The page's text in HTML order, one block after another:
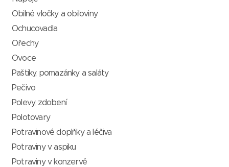
Obilné vločky a obiloviny
Ochucovadla
Ořechy
Ovoce
Paštiky, pomazánky a saláty
Pečivo
Polevy, zdobení
Polotovary
Potravinové doplňky a léčiva
Potraviny v aspiku
Potraviny v konzervě